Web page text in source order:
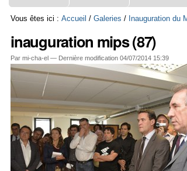
Vous êtes ici : Accueil /Galeries / Inauguration du
inauguration mips (87)
Par mi-cha-el — Dernière modification 04/07/2014 15:39